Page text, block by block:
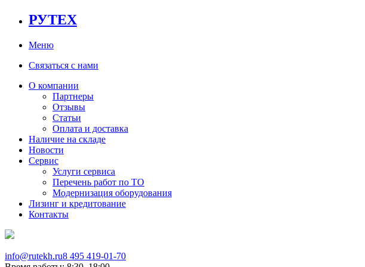
РУТЕХ
Меню
Связаться с нами
О компании
Партнеры
Отзывы
Статьи
Оплата и доставка
Наличие на складе
Новости
Сервис
Услуги сервиса
Перечень работ по ТО
Модернизация оборудования
Лизинг и кредитование
Контакты
info@rutekh.ru8 495 419-01-70